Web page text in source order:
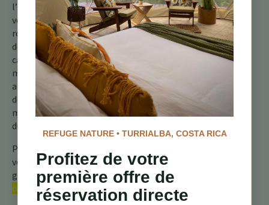
l’observation des oiseaux,
vous pourriez être
récompensé par un aperçu
de cette créature
captivante, un rappel des
merveilles cachées qui
attendent d’être
découvertes dans les
montagnes verdoyantes
du Costa Rica.
Pour plus d’informations,
veuillez consulter notre
guide complet sur les
oiseaux du Costa Rica.
REFUGE NATURE • TURRIALBA, COSTA RICA
Profitez de votre
première offre de
réservation directe